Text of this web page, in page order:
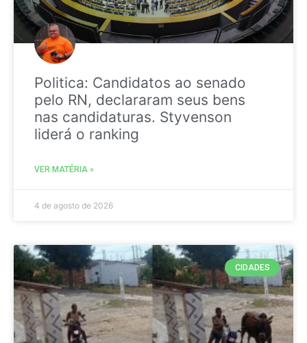
Politica: Candidatos ao senado
pelo RN, declararam seus bens
nas candidaturas. Styvenson
liderá o ranking
VER MATÉRIA »
4 de agosto de 2026
CIDADES